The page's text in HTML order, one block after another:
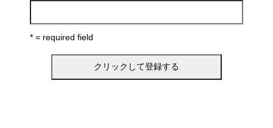
* = required field